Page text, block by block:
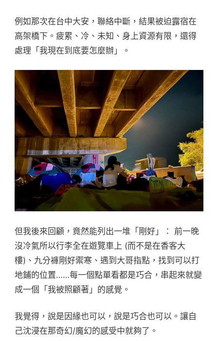
例如那次在台中大安，聯絡中斷，結果被迫露宿在
高架橋下。疲累、冷、未知、身上資源有限，還得
處理「我現在到底要怎麼辦」。
但我後來回顧，竟然能列出一堆「剛好」： 前一晚
沒冷氣所以行李全在遊覽車上 (而不是在香客大
樓)、九分褲剛好禦寒、遇到大哥指點，找到可以打
地鋪的位置……每一個點單看都是巧合，串起來就變
成一個「我被照顧著」的感覺。
我覺得，說是因緣也可以，說是巧合也可以。讓自
己沈浸在那奇幻/魔幻的感受中就夠了。